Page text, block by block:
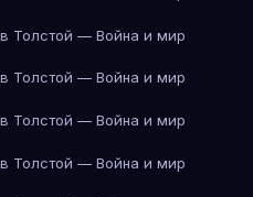
Толстой — Война и мир
Толстой — Война и мир
Толстой — Война и мир
Толстой — Война и мир